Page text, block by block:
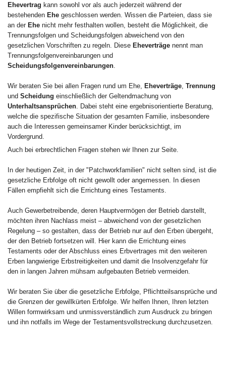
Ehevertrag kann sowohl vor als auch jederzeit während der
bestehenden Ehe geschlossen werden. Wissen die Parteien, dass sie
an der Ehe nicht mehr festhalten wollen, besteht die Möglichkeit, die
Trennungsfolgen und Scheidungsfolgen abweichend von den
gesetzlichen Vorschriften zu regeln. Diese Eheverträge nennt man
Trennungsfolgenvereinbarungen und
Scheidungsfolgenvereinbarungen
Wir beraten Sie bei allen Fragen rund um Ehe, Eheverträge Trennung
und Scheidung einschließlich der Geltendmachung von
Unterhaltsansprüchen . Dabei steht eine ergebnisorientierte Beratung,
welche die spezifische Situation der gesamten Familie, insbesondere
auch die Interessen gemeinsamer Kinder berücksichtigt, im
Vordergrund.
Auch bei erbrechtlichen Fragen stehen wir Ihnen zur Seite.
In der heutigen Zeit, in der "Patchworkfamilien" nicht selten sind, ist die
gesetzliche Erbfolge oft nicht gewollt oder angemessen. In diesen
Fällen empfiehlt sich die Errichtung eines Testaments.
Auch Gewerbetreibende, deren Hauptvermögen der Betrieb darstellt,
möchten ihren Nachlass meist – abweichend von der gesetzlichen
Regelung – so gestalten, dass der Betrieb nur auf den Erben übergeht,
der den Betrieb fortsetzen will. Hier kann die Errichtung eines
Testaments oder der Abschluss eines Erbvertrages mit den weiteren
Erben langwierige Erbstreitigkeiten und damit die Insolvenzgefahr für
den in langen Jahren mühsam aufgebauten Betrieb vermeiden.
Wir beraten Sie über die gesetzliche Erbfolge, Pflichtteilsansprüche und
die Grenzen der gewillkürten Erbfolge. Wir helfen Ihnen, Ihren letzten
Willen formwirksam und unmissverständlich zum Ausdruck zu bringen
und ihn notfalls im Wege der Testamentsvollstreckung durchzusetzen.